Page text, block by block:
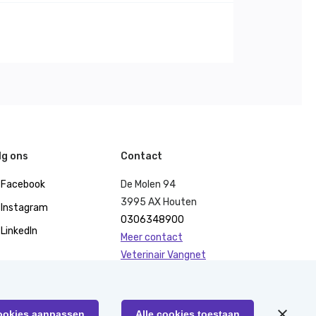
ons
Facebook
Instagram
LinkedIn
Contact
De Molen 94
3995 AX Houten
0306348900
Meer contact
Veterinair Vangnet
KvK 40477835